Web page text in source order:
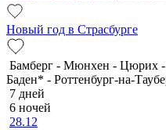
Новый год в Страсбурге
Бамберг - Мюнхен - Цюрих -
Баден* - Роттенбург-на-
7 дней
6 ночей
28.12